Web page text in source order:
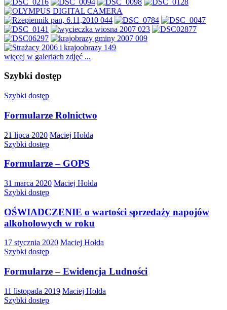
więcej w galeriach zdjęć ...
Szybki dostęp
Szybki dostęp
Formularze Rolnictwo
21 lipca 2020 Maciej Hołda
Szybki dostęp
Formularze – GOPS
31 marca 2020 Maciej Hołda
Szybki dostęp
OŚWIADCZENIE o wartości sprzedaży napojów
alkoholowych w roku
17 stycznia 2020 Maciej Hołda
Szybki dostęp
Formularze – Ewidencja Ludności
11 listopada 2019 Maciej Hołda
Szybki dostęp